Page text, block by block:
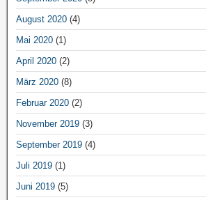
August 2020 (4)
Mai 2020 (1)
April 2020 (2)
März 2020 (8)
Februar 2020 (2)
November 2019 (3)
September 2019 (4)
Juli 2019 (1)
Juni 2019 (5)